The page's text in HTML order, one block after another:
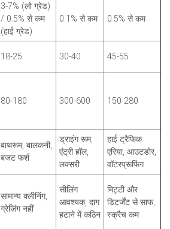
3-7% (लो ग्रेड)
/ 0.5% से कम
(हाई ग्रेड)
0.1% से कम 0.5% से कम
18-25 30-40 45-55
80-180 300-600 150-280
बाथरूम, बालकनी,
बजट फर्श
ड्राइंग रूम,
एंट्री हॉल,
लक्सरी
हाई ट्रैफिक
एरिया, आउटडोर,
वॉटरप्रूफिंग
सामान्य क्लीनिंग,
ग्रेज़िंग नहीं
सीलिंग
आवश्यक, दाग
हटाने में कठिन
मिट्टी और
डिटर्जेंट से साफ,
स्क्रैच कम